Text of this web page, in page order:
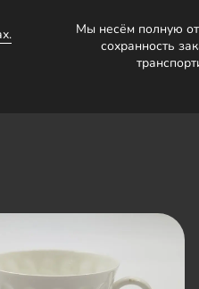
Мы несём полную
сохранность